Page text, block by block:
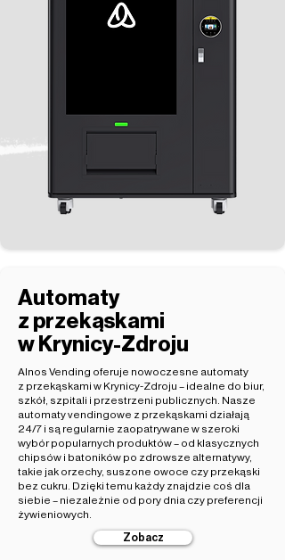
Automaty
z przekąskami
w Krynicy-Zdroju
Alnos Vending oferuje nowoczesne automaty
z przekąskami w Krynicy-Zdroju – idealne do biur,
szkół, szpitali i przestrzeni publicznych. Nasze
automaty vendingowe z przekąskami działają
24/7 i są regularnie zaopatrywane w szeroki
wybór popularnych produktów – od klasycznych
chipsów i batoników po zdrowsze alternatywy,
takie jak orzechy, suszone owoce czy przekąski
bez cukru. Dzięki temu każdy znajdzie coś dla
siebie – niezależnie od pory dnia czy preferencji
żywieniowych.
Zobacz